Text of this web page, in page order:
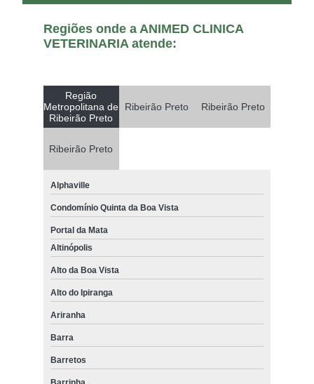
Regiões onde a ANIMED CLINICA
VETERINARIA atende:
Região
Metropolitana de
Ribeirão Preto
Ribeirão Preto Ribeirão Preto
Ribeirão Preto
Alphaville
Condomínio Quinta da Boa Vista
Portal da Mata
Altinópolis
Alto da Boa Vista
Alto do Ipiranga
Ariranha
Barra
Barretos